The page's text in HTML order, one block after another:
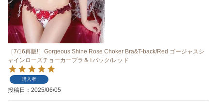
［7/16再販!］Gorgeous Shine Rose Choker Bra&T-back/Red ゴージャスシ
ャインローズチョーカーブラ＆Tバック/レッド
購入者
投稿日 2025/06/05